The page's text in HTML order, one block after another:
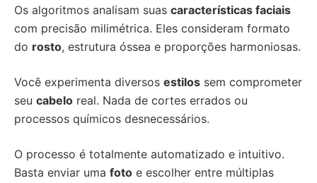
Os algoritmos analisam suas características faciais
com precisão milimétrica. Eles consideram formato
do rosto, estrutura óssea e proporções harmoniosas.
Você experimenta diversos estilos sem comprometer
seu cabelo real. Nada de cortes errados ou
processos químicos desnecessários.
O processo é totalmente automatizado e intuitivo.
Basta enviar uma foto e escolher entre múltiplas